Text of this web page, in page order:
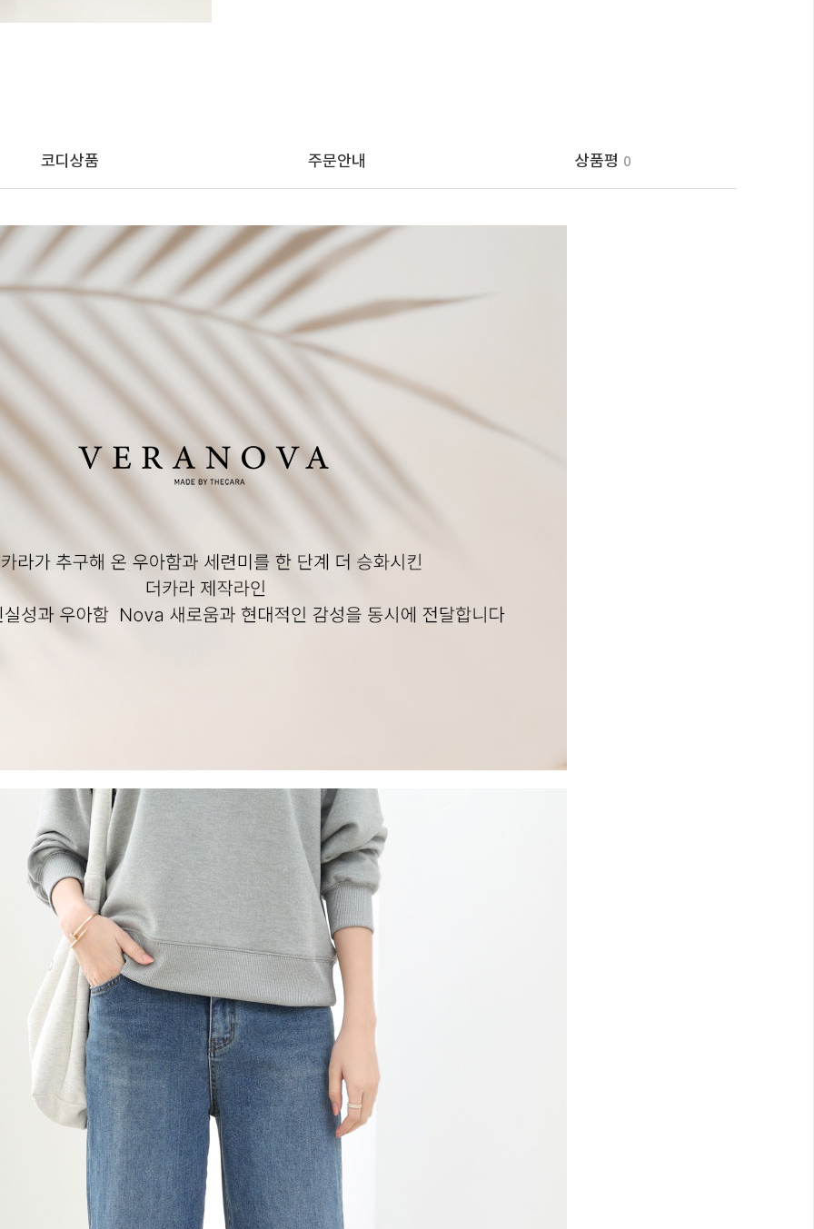
코디상품 주문안내 상품평 0